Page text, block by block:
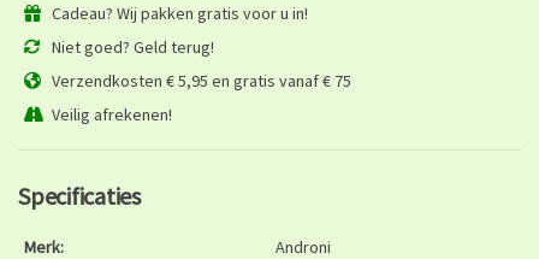
Cadeau? Wij pakken gratis voor u in!
Niet goed? Geld terug!
Verzendkosten € 5,95 en gratis vanaf € 75
Veilig afrekenen!
Specificaties
Merk:
Androni